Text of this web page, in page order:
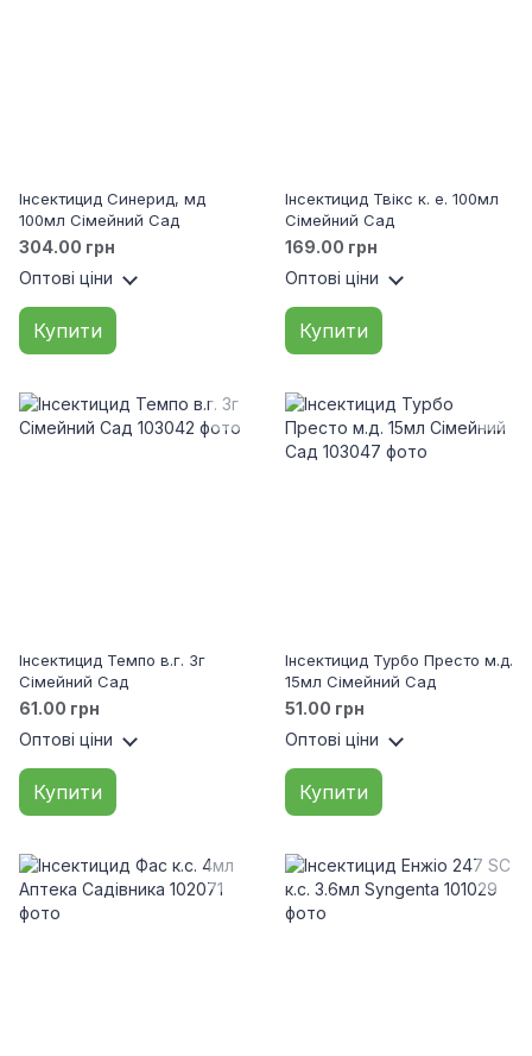
Інсектицид Синерид, мд
100мл Сімейний Сад
304.00 грн
Оптові ціни
Купити
Інсектицид Твікс к. е. 100мл
Сімейний Сад
169.00 грн
Оптові ціни
Купити
Інсектицид Темпо в.г. 3г
Сімейний Сад
61.00 грн
Оптові ціни
Купити
Інсектицид Турбо Престо м.д.
15мл Сімейний Сад
51.00 грн
Оптові ціни
Купити